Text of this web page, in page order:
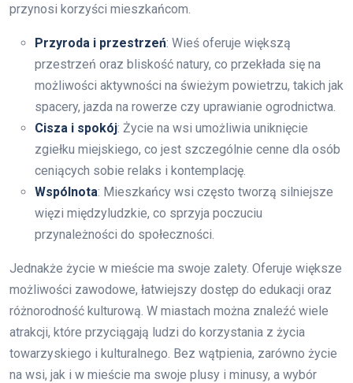
przynosi korzyści mieszkańcom.
Przyroda i przestrzeń: Wieś oferuje większą
przestrzeń oraz bliskość natury, co przekłada się na
możliwości aktywności na świeżym powietrzu, takich jak
spacery, jazda na rowerze czy uprawianie ogrodnictwa.
Cisza i spokój: Życie na wsi umożliwia uniknięcie
zgiełku miejskiego, co jest szczególnie cenne dla osób
ceniących sobie relaks i kontemplację.
Wspólnota: Mieszkańcy wsi często tworzą silniejsze
więzi międzyludzkie, co sprzyja poczuciu
przynależności do społeczności.
Jednakże życie w mieście ma swoje zalety. Oferuje większe
możliwości zawodowe, łatwiejszy dostęp do edukacji oraz
różnorodność kulturową. W miastach można znaleźć wiele
atrakcji, które przyciągają ludzi do korzystania z życia
towarzyskiego i kulturalnego. Bez wątpienia, zarówno życie
na wsi, jak i w mieście ma swoje plusy i minusy, a wybór